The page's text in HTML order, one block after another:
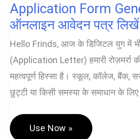
Application Form
ऑनलाइन आवेदन पत्र
Hello Frinds, आज के डिजिटल युग में
(Application Letter) हमारी रोज़मर्रा
महत्वपूर्ण हिस्सा है। स्कूल, कॉलेज, बैंक,
छुट्टी या किसी समस्या के समाधान के
Application
Use Now »